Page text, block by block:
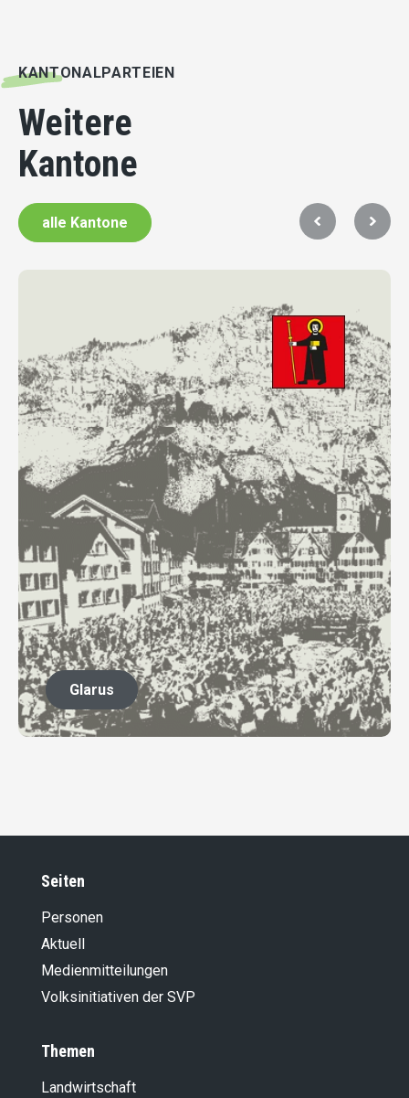
KANTONALPARTEIEN
Weitere
Kantone
alle Kantone
Glarus
Seiten
Personen
Aktuell
Medienmitteilungen
Volksinitiativen der SVP
Themen
Landwirt­schaft